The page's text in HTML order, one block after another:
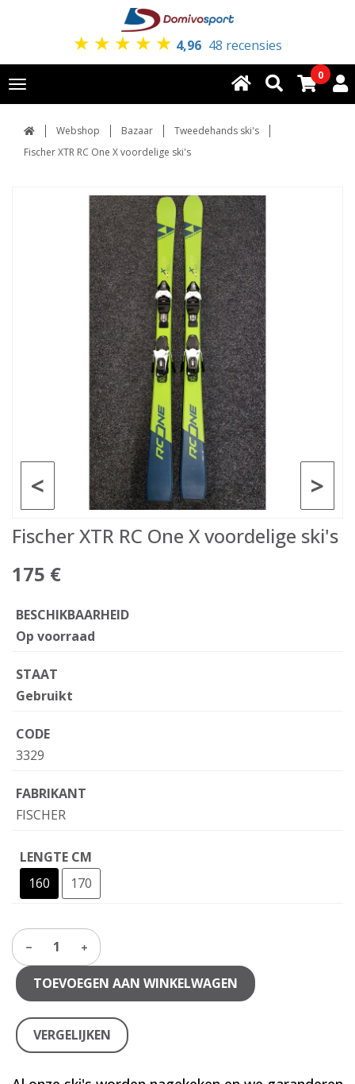
★ ★ ★ ★ ★ 4,96 48 recensies
Toggle
navigation
0
Webshop Bazaar
Tweedehands ski's
Fischer XTR RC One X voordelige ski's
>
<
Fischer XTR RC One X voordelige ski's
175 €
BESCHIKBAARHEID
Op voorraad
STAAT
Gebruikt
CODE
3329
FABRIKANT
FISCHER
LENGTE CM
160
170
1
TOEVOEGEN AAN WINKELWAGEN
VERGELIJKEN